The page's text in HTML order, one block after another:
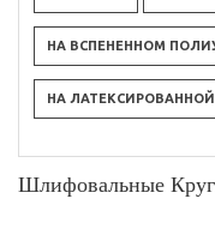
НА ВСПЕНЕННОМ
НА
Шлифовальные